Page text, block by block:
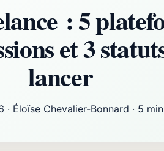
: 5
et 3
lancer
· Éloïse Chevalier-Bonnard · 5